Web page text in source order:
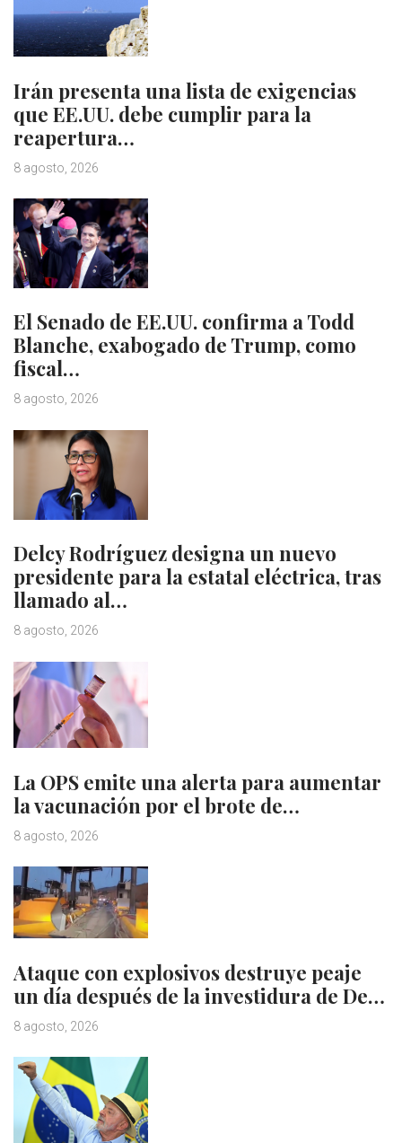
Irán presenta una lista de exigencias
que EE.UU. debe cumplir para la
reapertura…
8 agosto, 2026
El Senado de EE.UU. confirma a Todd
Blanche, exabogado de Trump, como
fiscal…
8 agosto, 2026
Delcy Rodríguez designa un nuevo
presidente para la estatal eléctrica, tras
llamado al…
8 agosto, 2026
La OPS emite una alerta para aumentar
la vacunación por el brote de…
8 agosto, 2026
Ataque con explosivos destruye peaje
un día después de la investidura de De…
8 agosto, 2026